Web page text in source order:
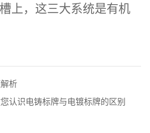
上，这三大系统是有机
析
认识电铸标牌与电镀标牌的区别